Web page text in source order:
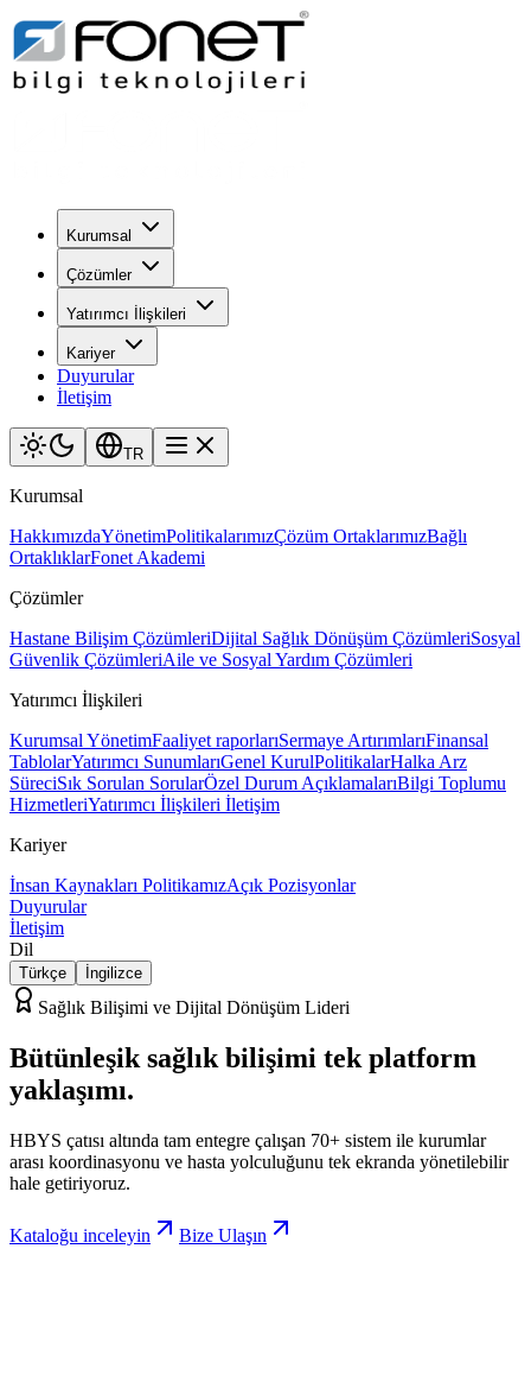
Kurumsal
Çözümler
Yatırımcı İlişkileri
Kariyer
Duyurular
İletişim
TR
Kurumsal
HakkımızdaYönetimPolitikalarımızÇözüm OrtaklarımızBağlı
OrtaklıklarFonet Akademi
Çözümler
Hastane Bilişim ÇözümleriDijital Sağlık Dönüşüm ÇözümleriSosyal
Güvenlik ÇözümleriAile ve Sosyal Yardım Çözümleri
Yatırımcı İlişkileri
Kurumsal YönetimFaaliyet raporlarıSermaye ArtırımlarıFinansal
TablolarYatırımcı SunumlarıGenel KurulPolitikalarHalka Arz
SüreciSık Sorulan SorularÖzel Durum AçıklamalarıBilgi Toplumu
HizmetleriYatırımcı İlişkileri İletişim
Kariyer
İnsan Kaynakları PolitikamızAçık Pozisyonlar
Duyurular
İletişim
Dil
Türkçe İngilizce
Sağlık Bilişimi ve Dijital Dönüşüm Lideri
Bütünleşik sağlık bilişimi tek platform
yaklaşımı.
HBYS çatısı altında tam entegre çalışan 70+ sistem ile kurumlar
arası koordinasyonu ve hasta yolculuğunu tek ekranda yönetilebilir
hale getiriyoruz.
Kataloğu inceleyin Bize Ulaşın